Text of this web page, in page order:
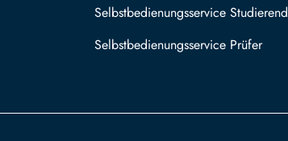
Selbstbedienungsservice
Selbstbedienungsservice Prüfer